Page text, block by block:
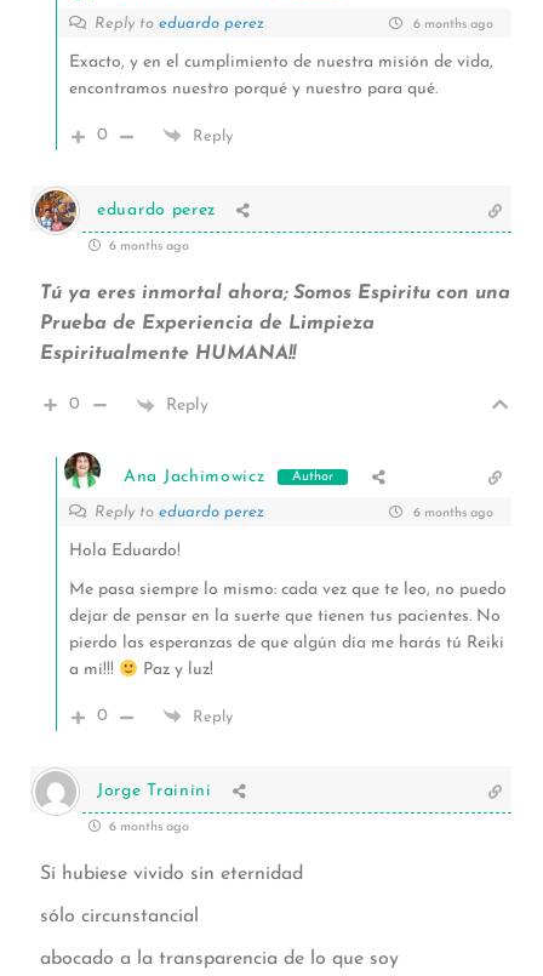
Reply to eduardo perez 6 months ago
Exacto, y en el cumplimiento de nuestra misión de vida,
encontramos nuestro porqué y nuestro para qué.
0 Reply
eduardo perez
6 months ago
Tú ya eres inmortal ahora; Somos Espiritu con una
Prueba de Experiencia de Limpieza
Espiritualmente HUMANA!!
0 Reply
Ana Jachimowicz Author
Reply to eduardo perez 6 months ago
Hola Eduardo!
Me pasa siempre lo mismo: cada vez que te leo, no puedo
dejar de pensar en la suerte que tienen tus pacientes. No
pierdo las esperanzas de que algún día me harás tú Reiki
a mí!!!
Paz y luz!
0 Reply
Jorge Trainini
6 months ago
Si hubiese vivido sin eternidad
sólo circunstancial
abocado a la transparencia de lo que soy